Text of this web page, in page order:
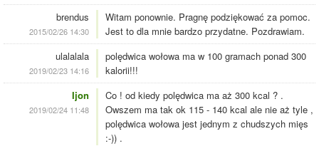
brendus
2015/02/26 14:30
Witam ponownie. Pragnę podziękować za pomoc.
Jest to dla mnie bardzo przydatne. Pozdrawiam.
ulalalala
2019/02/23 14:16
polędwica wołowa ma w 100 gramach ponad 300
kalorii!!!
Ijon
2019/02/24 11:48
Co ! od kiedy polędwica ma aż 300 kcal ? .
Owszem ma tak ok 115 - 140 kcal ale nie aż tyle ,
polędwica wołowa jest jednym z chudszych mięs
:-)) .